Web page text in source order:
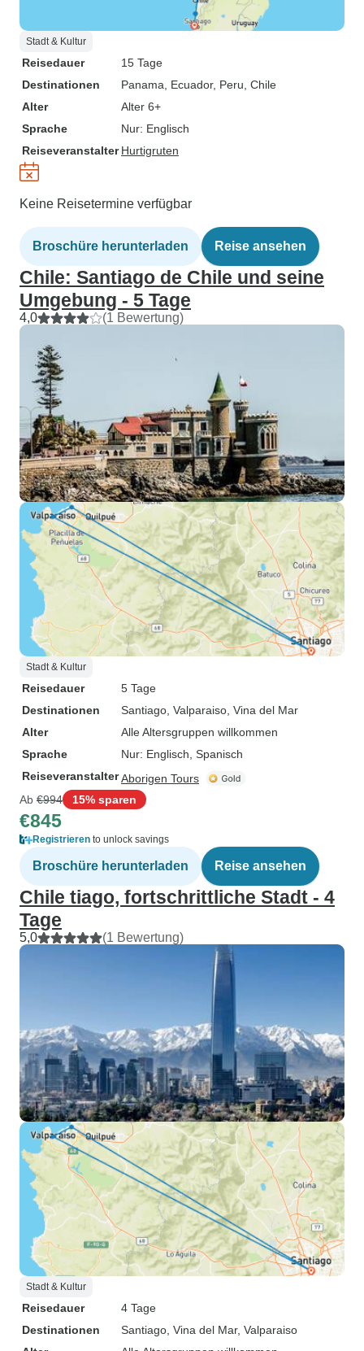
Stadt & Kultur
Reisedauer
15 Tage
Destinationen
Panama , Ecuador, Peru , Chile
Alter
Alter 6+
Sprache
Nur: Englisch
Reiseveranstalter Hurtigruten
Keine Reisetermine verfügbar
Broschüre herunterladen Reise ansehen
Chile: Santiago de Chile und seine
Umgebung - 5 Tage
4,0 (1 Bewertung)
Stadt & Kultur
Reisedauer
5 Tage
Destinationen
Santiago , Valparaiso , Vina del Mar
Alter
Alle Altersgruppen willkommen
Sprache
Nur: Englisch, Spanisch
ReiseveranstalterAborigen Tours
Ab €994 15% sparen
€845
Registrieren to unlock savings
Broschüre herunterladen Reise ansehen
Chile tiago, fortschrittliche Stadt - 4
Tage
5,0 (1 Bewertung)
Stadt & Kultur
Reisedauer
4 Tage
Destinationen
Santiago , Vina del Mar, Valparaiso